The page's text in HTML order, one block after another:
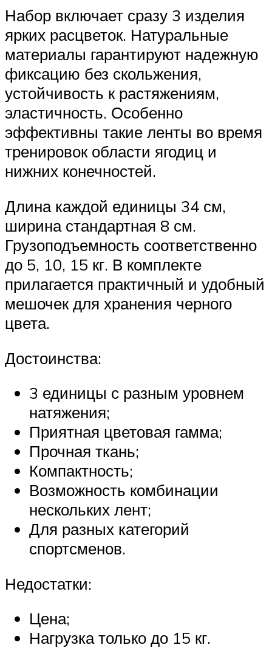
Набор включает сразу 3 изделия
ярких расцветок. Натуральные
материалы гарантируют надежную
фиксацию без скольжения,
устойчивость к растяжениям,
эластичность. Особенно
эффективны такие ленты во время
тренировок области ягодиц и
нижних конечностей.
Длина каждой единицы 34 см,
ширина стандартная 8 см.
Грузоподъемность соответственно
до 5, 10, 15 кг. В комплекте
прилагается практичный и удобный
мешочек для хранения черного
цвета.
Достоинства:
3 единицы с разным уровнем
натяжения;
Приятная цветовая гамма;
Прочная ткань;
Компактность;
Возможность комбинации
нескольких лент;
Для разных категорий
спортсменов.
Недостатки:
Цена;
Нагрузка только до 15 кг.